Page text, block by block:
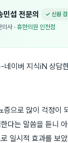
민섭 전문의 ✓ 신원 검
의사 · 휴한의원 인천점
네이버 지식iN 상담
증으로 많이 걱정이
다는 말씀을 듣니
일시적 효과를 보